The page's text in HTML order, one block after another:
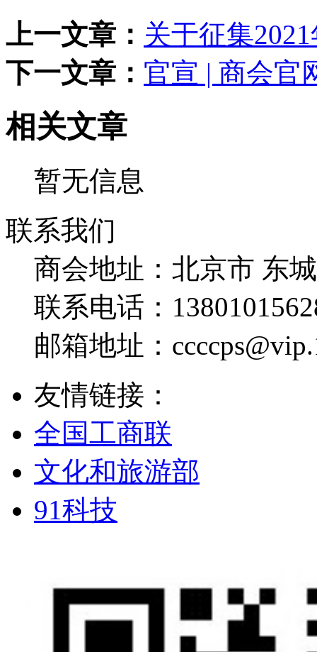
上一文章： 关于征集
下一文章： 官宣 | 商会官
相关文章
暂无信息
联系我们
商会地址： 北京市 东
联系电话：
邮箱地址：
友情链接：
全国工商联
文化和旅游部
91科技